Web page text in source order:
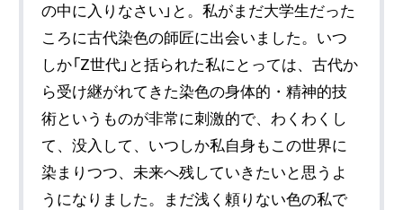
の中に入りなさい」と。私がまだ大学生だった
ころに古代染色の師匠に出会いました。いつ
しか「Z世代」と括られた私にとっては、古代か
ら受け継がれてきた染色の身体的・精神的技
術というものが非常に刺激的で、わくわくし
て、没入して、いつしか私自身もこの世界に
染まりつつ、未来へ残していきたいと思うよ
うになりました。まだ浅く頼りない色の私で